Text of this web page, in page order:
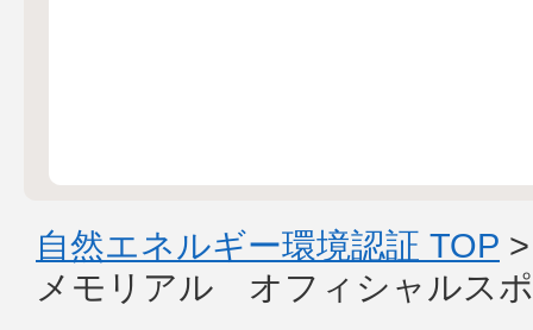
自然エネルギー環境認証 TOP
メモリアル オフィシャルス